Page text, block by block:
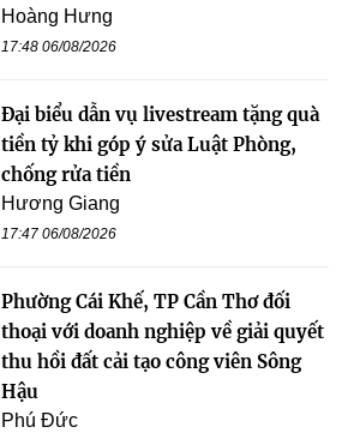
Hoàng Hưng
17:48 06/08/2026
Đại biểu dẫn vụ livestream tặng quà
tiền tỷ khi góp ý sửa Luật Phòng,
chống rửa tiền
Hương Giang
17:47 06/08/2026
Phường Cái Khế, TP Cần Thơ đối
thoại với doanh nghiệp về giải quyết
thu hồi đất cải tạo công viên Sông
Hậu
Phú Đức